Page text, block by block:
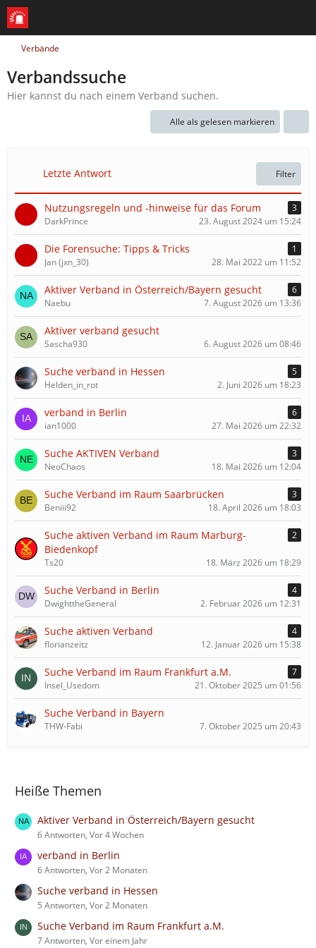
Verbände
Verbandssuche
Hier kannst du nach einem Verband suchen.
Alle als gelesen markieren
Letzte Antwort Filter
Nutzungsregeln und -hinweise für das Forum
3
DarkPrince
23. August 2024 um 15:24
Die Forensuche: Tipps & Tricks
1
Jan (jxn_30)
28. Mai 2022 um 11:52
Aktiver Verband in Österreich/Bayern gesucht
6
Naebu
7. August 2026 um 13:36
Aktiver verband gesucht
Sascha930 6. August 2026 um 08:46
Suche verband in Hessen
5
Helden_in_rot
2. Juni 2026 um 18:23
verband in Berlin
6
ian1000
27. Mai 2026 um 22:32
Suche AKTIVEN Verband
3
NeoChaos
18. Mai 2026 um 12:04
Suche Verband im Raum Saarbrücken
3
Beniii92
18. April 2026 um 18:03
Suche aktiven Verband im Raum Marburg-
Biedenkopf
2
Ts20 18. März 2026 um 18:29
Suche Verband in Berlin
4
DwighttheGeneral
2. Februar 2026 um 12:31
Suche aktiven Verband
4
florianzeitz
12. Januar 2026 um 15:38
Suche Verband im Raum Frankfurt a.M.
7
Insel_Usedom
21. Oktober 2025 um 01:56
Suche Verband in Bayern
THW-Fabi 7. Oktober 2025 um 20:43
Heiße Themen
Aktiver Verband in Österreich/Bayern gesucht
6 Antworten, Vor 4 Wochen
verband in Berlin
6 Antworten, Vor 2 Monaten
Suche verband in Hessen
5 Antworten, Vor 2 Monaten
Suche Verband im Raum Frankfurt a.M.
7 Antworten, Vor einem Jahr